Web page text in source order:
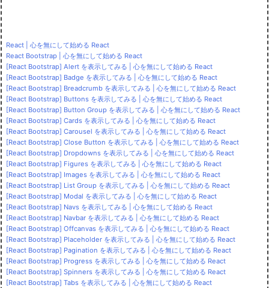
React | 心を無にして始める React
React Bootstrap | 心を無にして始める React
[React Bootstrap] Alert を表示してみる | 心を無にして始める React
[React Bootstrap] Badge を表示してみる | 心を無にして始める React
[React Bootstrap] Breadcrumb を表示してみる | 心を無にして始める React
[React Bootstrap] Buttons を表示してみる | 心を無にして始める React
[React Bootstrap] Button Group を表示してみる | 心を無にして始める React
[React Bootstrap] Cards を表示してみる | 心を無にして始める React
[React Bootstrap] Carousel を表示してみる | 心を無にして始める React
[React Bootstrap] Close Button を表示してみる | 心を無にして始める React
[React Bootstrap] Dropdowns を表示してみる | 心を無にして始める React
[React Bootstrap] Figures を表示してみる | 心を無にして始める React
[React Bootstrap] Images を表示してみる | 心を無にして始める React
[React Bootstrap] List Group を表示してみる | 心を無にして始める React
[React Bootstrap] Modal を表示してみる | 心を無にして始める React
[React Bootstrap] Navs を表示してみる | 心を無にして始める React
[React Bootstrap] Navbar を表示してみる | 心を無にして始める React
[React Bootstrap] Offcanvas を表示してみる | 心を無にして始める React
[React Bootstrap] Placeholder を表示してみる | 心を無にして始める React
[React Bootstrap] Pagination を表示してみる | 心を無にして始める React
[React Bootstrap] Progress を表示してみる | 心を無にして始める React
[React Bootstrap] Spinners を表示してみる | 心を無にして始める React
[React Bootstrap] Tabs を表示してみる | 心を無にして始める React